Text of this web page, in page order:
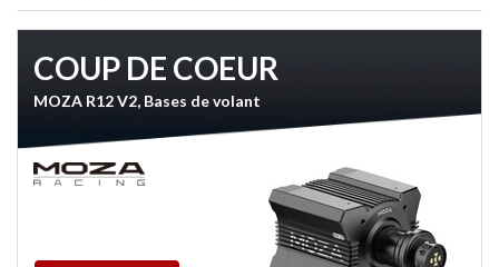
COUP DE COEUR
MOZA R12 V2, Bases de volant